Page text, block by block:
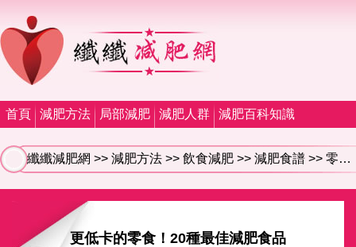
首頁 減肥方法 局部減肥 減肥人群 減肥百科知識
纖纖減肥網 >> 減肥方法 >> 飲食減肥 >> 減肥食譜 >> 零食類減肥食譜
更低卡的零食！20種最佳減肥食品